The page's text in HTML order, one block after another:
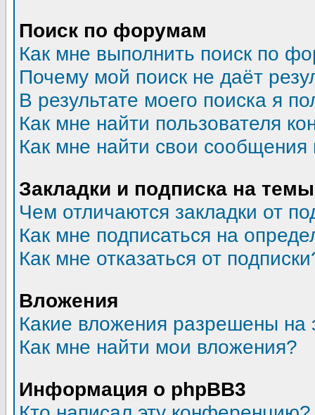
Поиск по форумам
Как мне выполнить поиск по
Почему мой поиск не даёт
В результате моего поиска я
Как мне найти пользователя
Как мне найти свои
Закладки и подписка на темы
Чем отличаются закладки от
Как мне подписаться на
Как мне отказаться от
Вложения
Какие вложения разрешены на
Как мне найти мои вложения?
Информация о phpBB3